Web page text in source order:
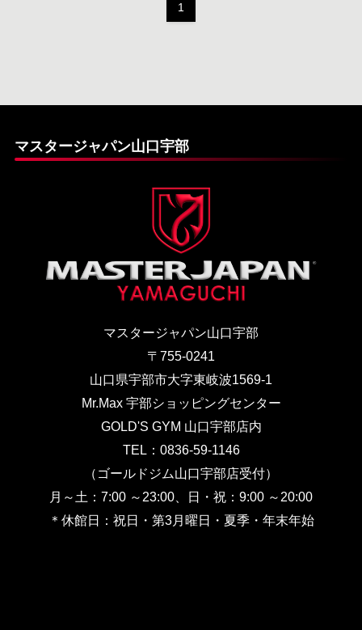
1
マスタージャパン山口宇部
マスタージャパン山口宇部
〒755-0241
山口県宇部市大字東岐波1569-1
Mr.Max 宇部ショッピングセンター
GOLD'S GYM 山口宇部店内
TEL：0836-59-1146
（ゴールドジム山口宇部店受付）
月～土：7:00 ～23:00、日・祝：9:00 ～20:00
＊休館日：祝日・第3月曜日・夏季・年末年始